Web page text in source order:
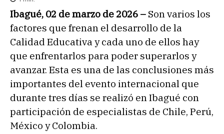
Ibagué, 02 de marzo de 2026 – Son varios los
factores que frenan el desarrollo de la
Calidad Educativa y cada uno de ellos hay
que enfrentarlos para poder superarlos y
avanzar. Esta es una de las conclusiones más
importantes del evento internacional que
durante tres días se realizó en Ibagué con
participación de especialistas de Chile, Perú,
México y Colombia.